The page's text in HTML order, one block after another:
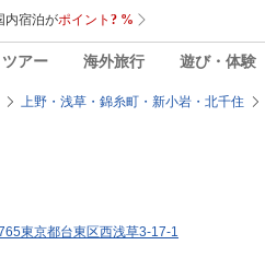
アー 海外旅行 遊び・体験
上野・浅草・錦糸町・新小岩・北千住
東京都台東区西浅草3-17-1